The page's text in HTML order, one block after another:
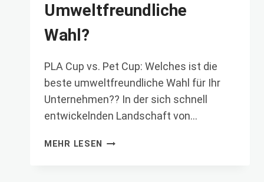
Umweltfreundliche
Wahl?
PLA Cup vs. Pet Cup: Welches ist die
beste umweltfreundliche Wahl für Ihr
Unternehmen?? In der sich schnell
entwickelnden Landschaft von…
MEHR LESEN
PLA